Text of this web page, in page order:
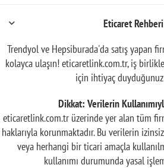
Eticaret Rehberi
Trendyol ve Hepsiburada'da satış yapan
kolayca ulaşın! eticaretlink.com.tr, iş
için ihtiyaç
Dikkat: Verilerin
eticaretlink.com.tr üzerinde yer alan tüm
haklarıyla korunmaktadır. Bu verilerin
veya herhangi bir ticari amaçla
kullanımı durumunda yasal